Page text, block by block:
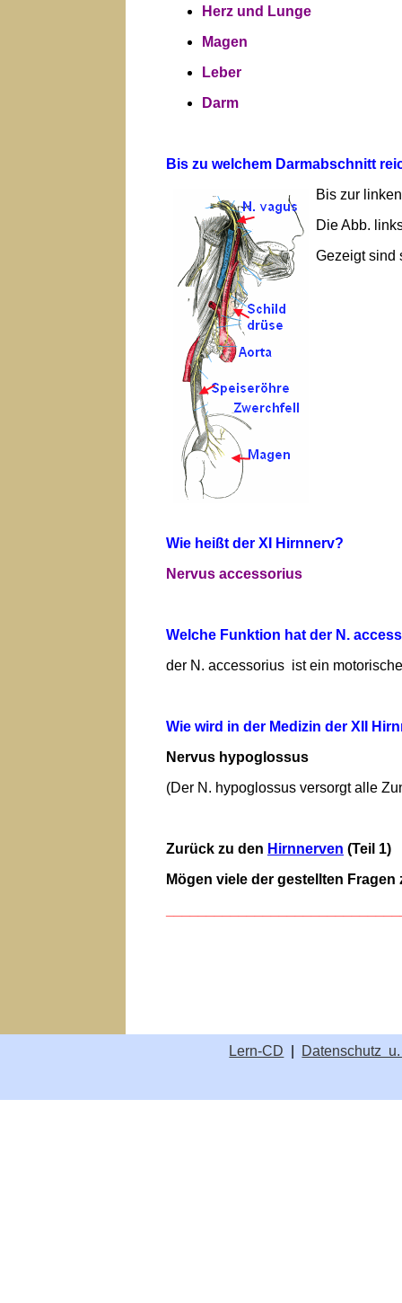
Herz und Lunge
Magen
Leber
Darm
Bis zu welchem Darmabschnitt
Bis zur
Die Abb.
Gezeigt sind
Wie heißt der XI Hirnnerv?
Nervus accessorius
Welche Funktion hat der N.
der N. accessorius ist ein
Wie wird in der Medizin der XII
Nervus hypoglossus
(Der N. hypoglossus versorgt alle
Zurück zu den Hirnnerven (Teil 1)
Mögen viele der gestellten
Lern-CD Datenschutz